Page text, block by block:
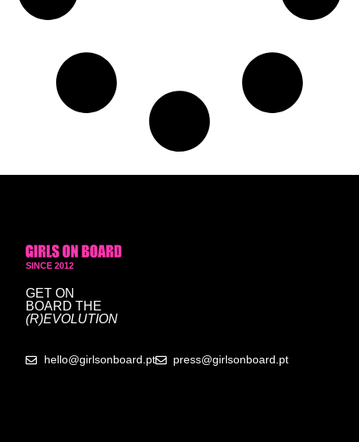
SINCE 2012
GET ON
BOARD THE
(R)EVOLUTION
hello@girlsonboard.pt press@girlsonboard.pt